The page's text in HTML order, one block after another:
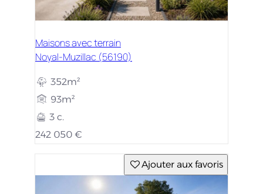
Maisons avec terrain
Noyal-Muzillac (56190)
352m²
93m²
3 c.
242 050 €
Ajouter aux favoris